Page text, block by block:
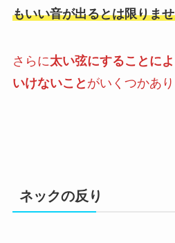
もいい音が出るとは限りま
さらに太い弦にすることに
いけないこと がいくつかあり
ネックの反り